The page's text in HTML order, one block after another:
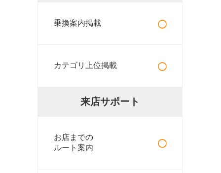
乗換案内掲載 ○
カテゴリ上位掲載 ○
来店サポート
お店までの
ルート案内
○